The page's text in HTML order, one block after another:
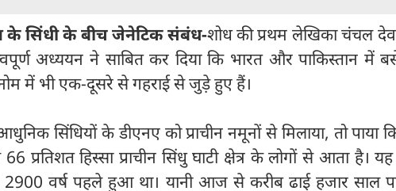
के सिंधी के बीच जेनेटिक संबंध-शोध की प्रथम लेखिका चंचल
अध्ययन ने साबित कर दिया कि भारत और पाकिस्तान में
में भी एक-दूसरे से गहराई से जुड़े हुए हैं।
सिंधियों के डीएनए को प्राचीन नमूनों से मिलाया, तो पाया
प्रतिशत हिस्सा प्राचीन सिंधु घाटी क्षेत्र के लोगों से आता है।
वर्ष पहले हुआ था। यानी आज से करीब ढाई हजार साल